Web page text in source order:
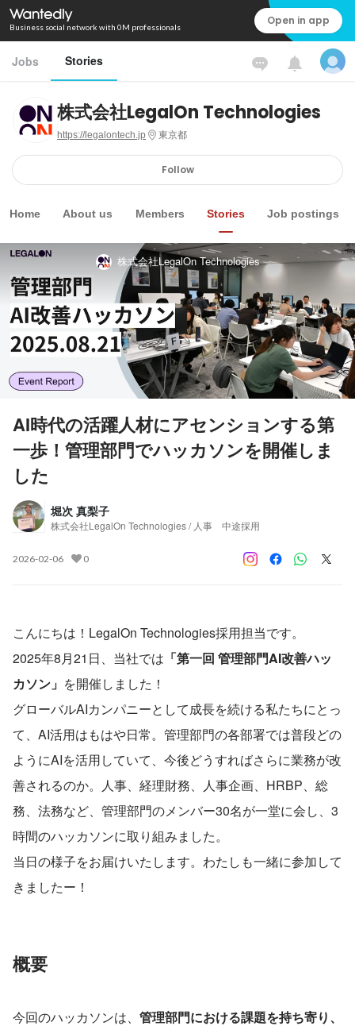
Business social network with 0M professionals Open in app
Jobs Stories
株式会社LegalOn Technologies
https://legalontech.jp 東京都
Follow
Home About us Members Stories Job postings
株式会社LegalOn Technologies
AI時代の活躍人材にアセンションする第
一歩！管理部門でハッカソンを開催しま
した
堀次 真梨子
株式会社LegalOn Technologies / 人事 中途採用
2026-02-06 0
こんにちは！LegalOn Technologies採用担当です。
2025年8月21日、当社では 「第一回 管理部門AI改善ハッ
カソン」 を開催しました！
グローバルAIカンパニーとして成長を続ける私たちにとっ
て、AI活用はもはや日常。管理部門の各部署では普段どの
ようにAIを活用していて、今後どうすればさらに業務が改
善されるのか。人事、経理財務、人事企画、HRBP、総
務、法務など、管理部門のメンバー30名が一堂に会し、3
時間のハッカソンに取り組みました。
当日の様子をお届けいたします。わたしも一緒に参加して
きましたー！
概要
今回のハッカソンは、 管理部門における課題を持ち寄り、